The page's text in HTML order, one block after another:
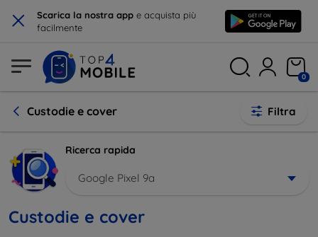
× Scarica la nostra app e acquista più
facilmente
0
Custodie e cover Filtra
Ricerca rapida
Google Pixel 9a
Custodie e cover